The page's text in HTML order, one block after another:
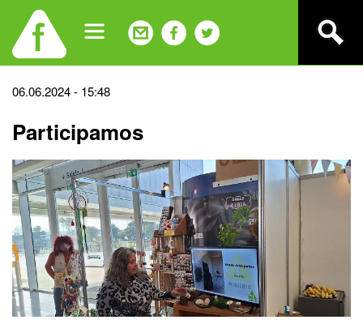
navigation
Back
top
06.06.2024 - 15:48
Participamos